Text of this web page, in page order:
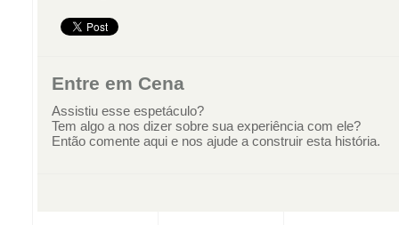
Entre em Cena
Assistiu esse espetáculo?
Tem algo a nos dizer sobre sua experiência com ele?
Então comente aqui e nos ajude a construir esta história.